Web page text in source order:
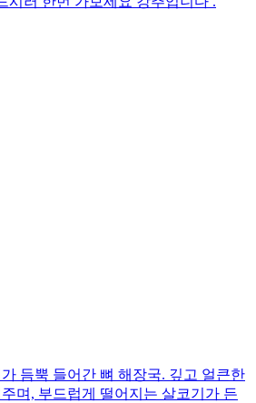
듬뿍 들어간 뼈 해장국. 깊고 얼큰한
며, 부드럽게 떨어지는 살코기가 든